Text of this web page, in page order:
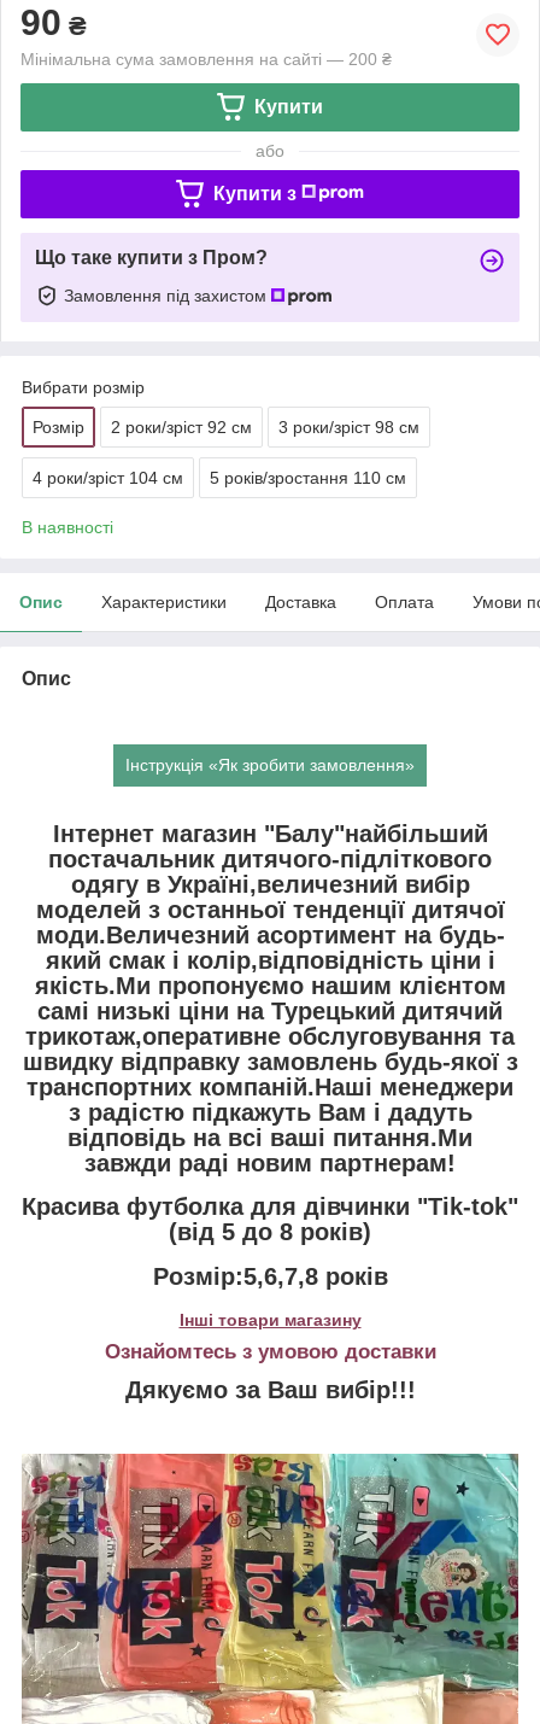
90 ₴
Мінімальна сума замовлення на сайті — 200 ₴
Купити
або
Купити з
Що таке купити з Пром?
Замовлення під захистом
Вибрати розмір
Розмір 2 роки/зріст 92 см 3 роки/зріст 98 см
4 роки/зріст 104 см 5 років/зростання 110 см
В наявності
Опис Характеристики Доставка Оплата Умови
Опис
Інструкція «Як зробити замовлення»
Інтернет магазин "Балу"найбільший
постачальник дитячого-підліткового
одягу в Україні,величезний вибір
моделей з останньої тенденції дитячої
моди.Величезний асортимент на будь-
який смак і колір,відповідність ціни і
якість.Ми пропонуємо нашим клієнтом
самі низькі ціни на Турецький дитячий
трикотаж,оперативне обслуговування та
швидку відправку замовлень будь-якої з
транспортних компаній.Наші менеджери
з радістю підкажуть Вам і дадуть
відповідь на всі ваші питання.Ми
завжди раді новим партнерам!
Красива футболка для дівчинки "Tik-tok"
(від 5 до 8 років)
Розмір:5,6,7,8 років
Інші товари магазину
Ознайомтесь з умовою доставки
Дякуємо за Ваш вибір!!!